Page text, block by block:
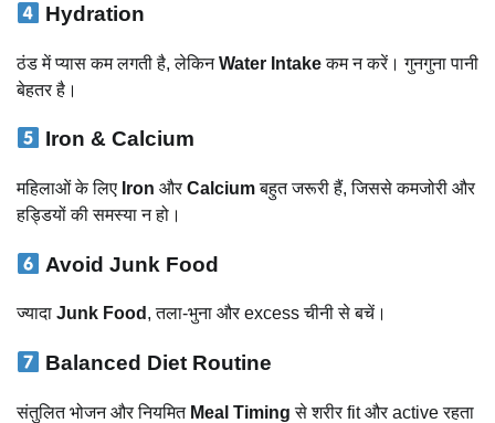
Hydration
ठंड में प्यास कम लगती है, लेकिनWater Intakeकम न करें। गुनगुना पानी
बेहतर है।
Iron & Calcium
महिलाओं के लिए Iron औरCalciumबहुत जरूरी हैं, जिससे कमजोरी और
हड्डियों की समस्या न हो।
Avoid Junk Food
ज्यादा Junk Food , तला-भुना और excess चीनी से बचें।
Balanced Diet Routine
संतुलित भोजन और नियमित Meal Timing से शरीर fit और active रहता